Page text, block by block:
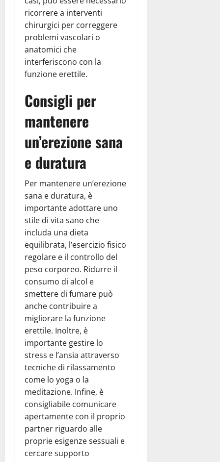
ricorrere a interventi
chirurgici per correggere
problemi vascolari o
anatomici che
interferiscono con la
funzione erettile.
Consigli per
mantenere
un’erezione sana
e duratura
Per mantenere un’erezione
sana e duratura, è
importante adottare uno
stile di vita sano che
includa una dieta
equilibrata, l’esercizio fisico
regolare e il controllo del
peso corporeo. Ridurre il
consumo di alcol e
smettere di fumare può
anche contribuire a
migliorare la funzione
erettile. Inoltre, è
importante gestire lo
stress e l’ansia attraverso
tecniche di rilassamento
come lo yoga o la
meditazione. Infine, è
consigliabile comunicare
apertamente con il proprio
partner riguardo alle
proprie esigenze sessuali e
cercare supporto